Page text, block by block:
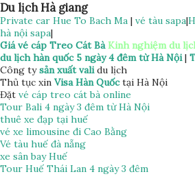
Du lịch Hà giang
Private car Hue To Bach Ma | vé tàu sapa|
hà nội sapa|
Giá vé cáp Treo Cát Bà Kinh nghiệm du
du lịch hàn quốc 5 ngày 4 đêm từ Hà Nội|
Công tysản xuất validu lịch
Thủ tục xin Visa Hàn Quốctại Hà Nội
Đặt vé cáp treo cát bà online
Tour Bali 4 ngày 3 đêm từ Hà Nội
thuê xe đạp tại huế
vé xe limousine đi Cao Bằng
Vé tàu huế đà nẵng
xe sân bay Huế
Tour Huế Thái Lan 4 ngày 3 đêm